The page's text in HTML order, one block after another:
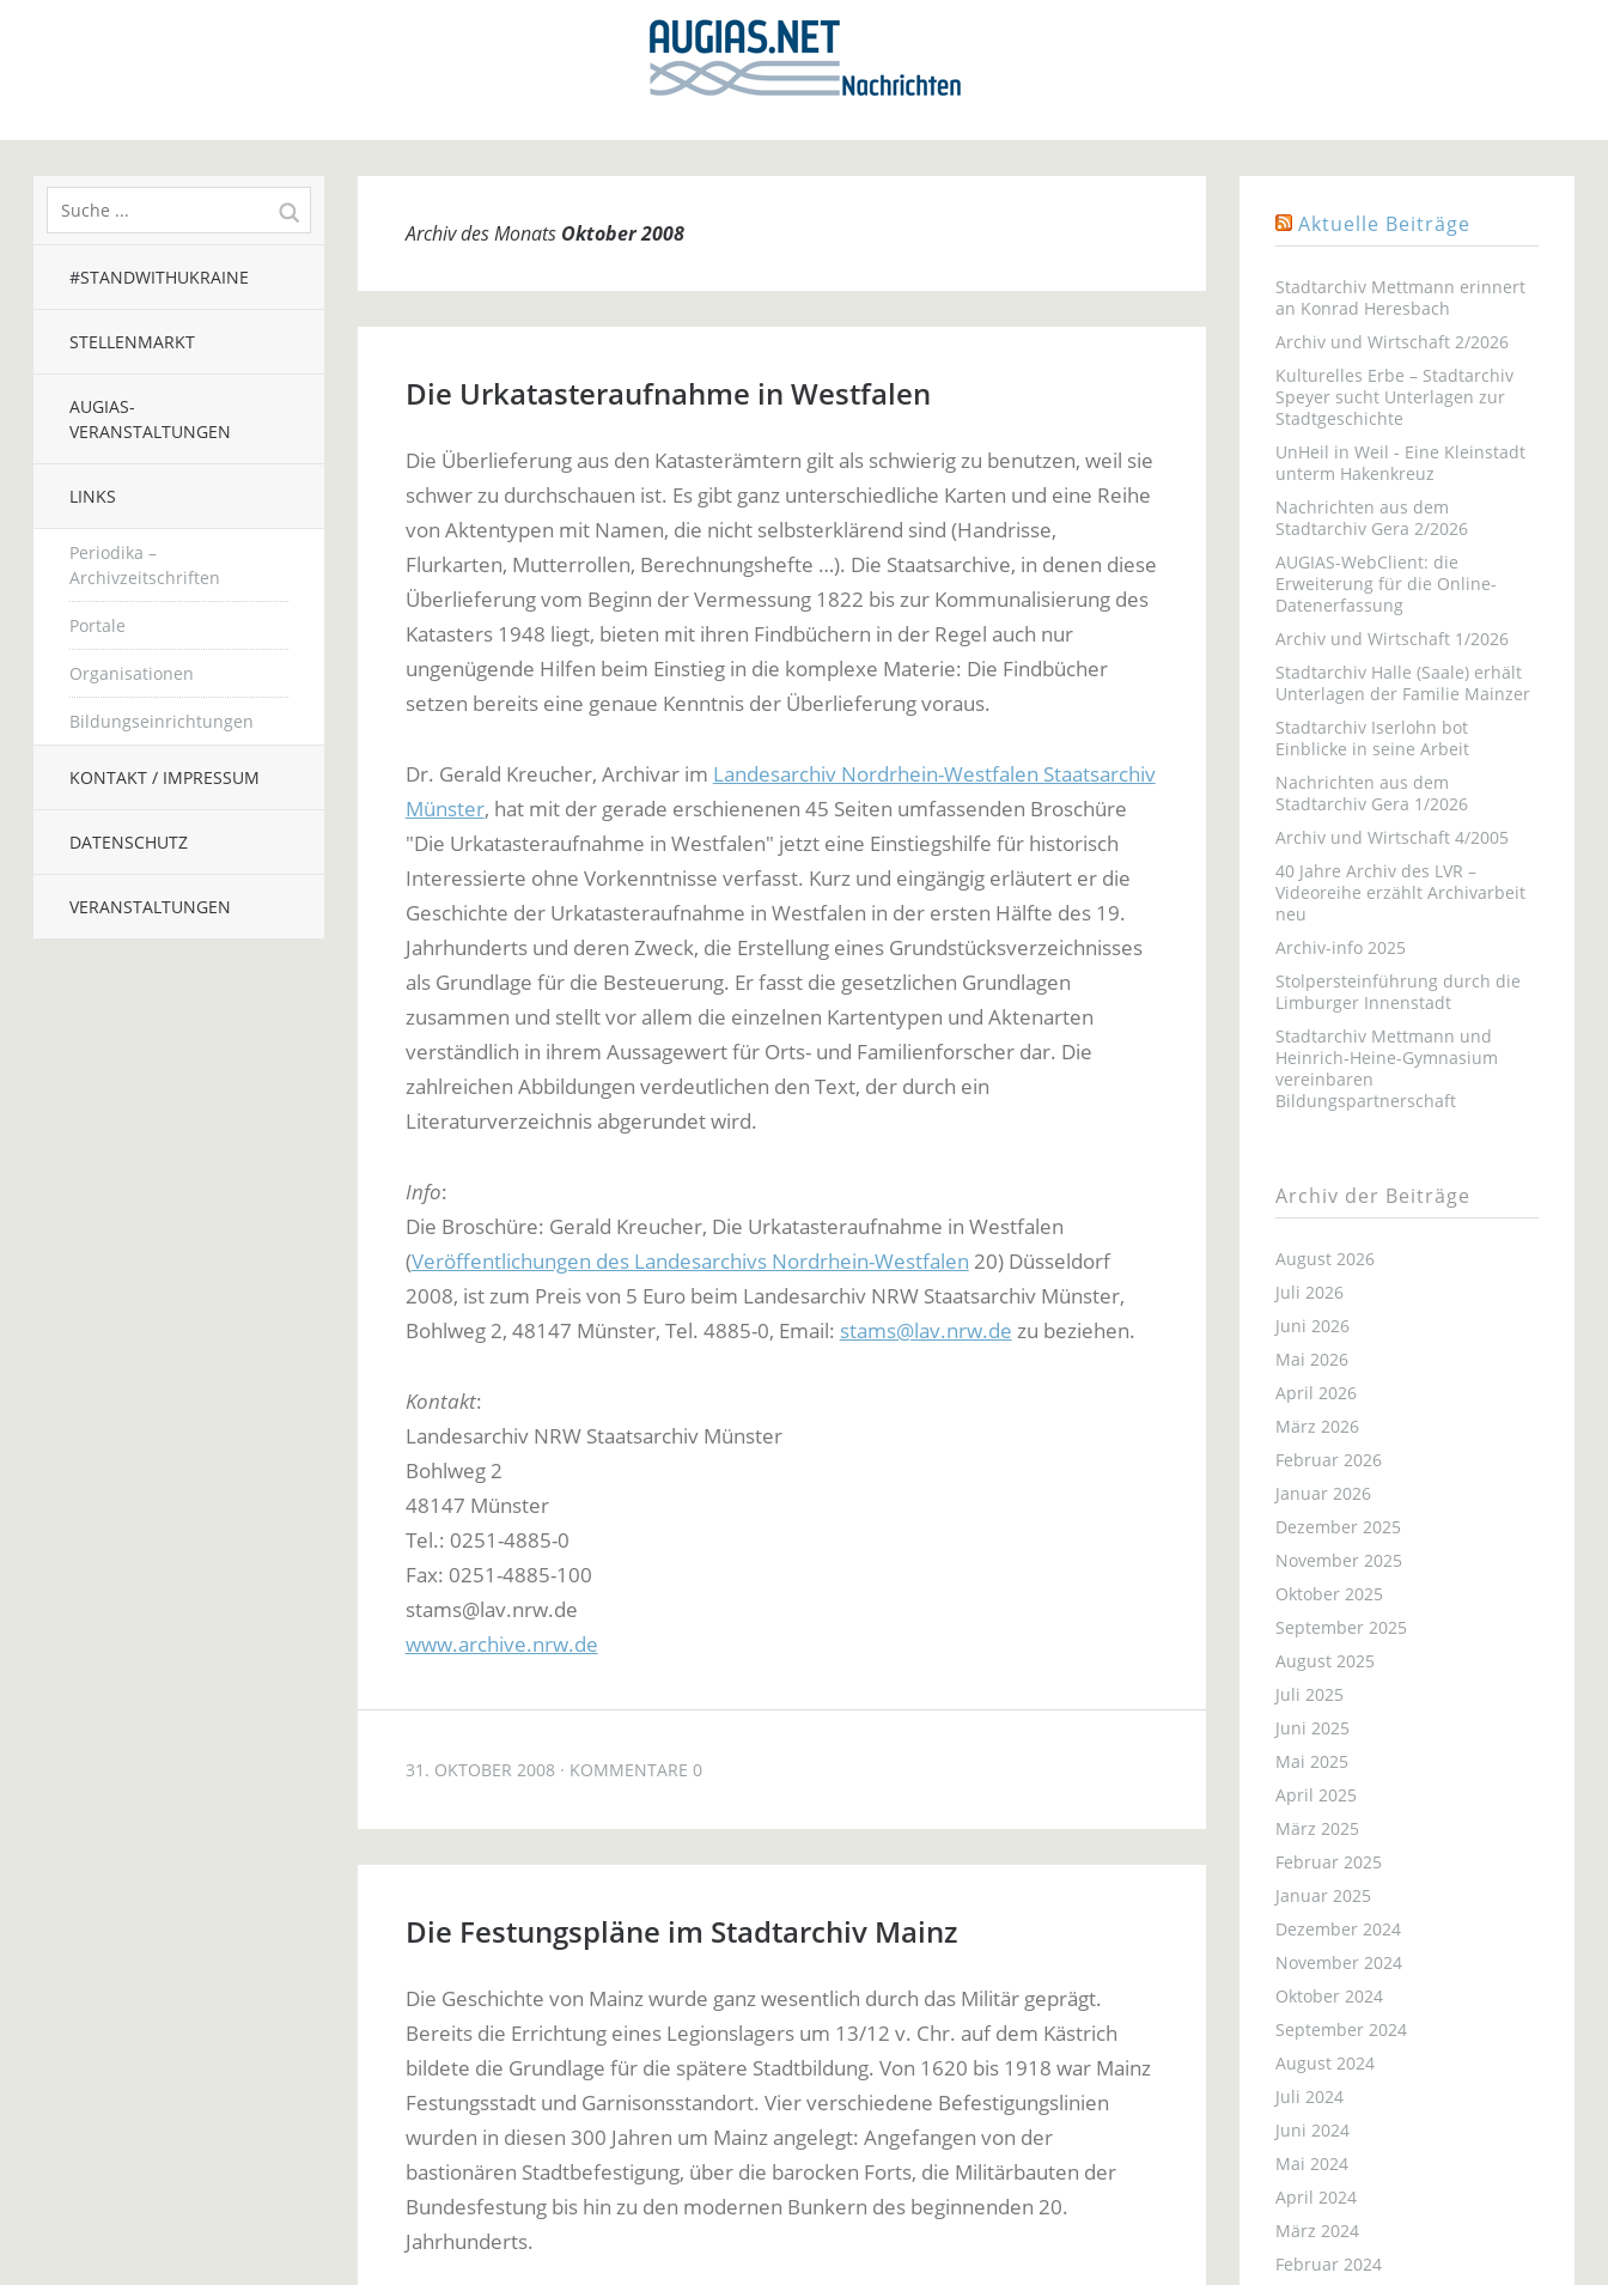
#STANDWITHUKRAINE
STELLENMARKT
AUGIAS-
VERANSTALTUNGEN
LINKS
Periodika –
Archivzeitschriften
Portale
Organisationen
Bildungseinrichtungen
KONTAKT / IMPRESSUM
DATENSCHUTZ
VERANSTALTUNGEN
Archiv des Monats Oktober 2008
Die Urkatasteraufnahme in Westfalen
Die Überlieferung aus den Katasterämtern gilt als schwierig zu benutzen, weil sie
schwer zu durchschauen ist. Es gibt ganz unterschiedliche Karten und eine Reihe
von Aktentypen mit Namen, die nicht selbsterklärend sind (Handrisse,
Flurkarten, Mutterrollen, Berechnungshefte …). Die Staatsarchive, in denen diese
Überlieferung vom Beginn der Vermessung 1822 bis zur Kommunalisierung des
Katasters 1948 liegt, bieten mit ihren Findbüchern in der Regel auch nur
ungenügende Hilfen beim Einstieg in die komplexe Materie: Die Findbücher
setzen bereits eine genaue Kenntnis der Überlieferung voraus.
Dr. Gerald Kreucher, Archivar im Landesarchiv Nordrhein-Westfalen Staatsarchiv
Münster, hat mit der gerade erschienenen 45 Seiten umfassenden Broschüre
"Die Urkatasteraufnahme in Westfalen" jetzt eine Einstiegshilfe für historisch
Interessierte ohne Vorkenntnisse verfasst. Kurz und eingängig erläutert er die
Geschichte der Urkatasteraufnahme in Westfalen in der ersten Hälfte des 19.
Jahrhunderts und deren Zweck, die Erstellung eines Grundstücksverzeichnisses
als Grundlage für die Besteuerung. Er fasst die gesetzlichen Grundlagen
zusammen und stellt vor allem die einzelnen Kartentypen und Aktenarten
verständlich in ihrem Aussagewert für Orts- und Familienforscher dar. Die
zahlreichen Abbildungen verdeutlichen den Text, der durch ein
Literaturverzeichnis abgerundet wird.
Info:
Die Broschüre: Gerald Kreucher, Die Urkatasteraufnahme in Westfalen
(Veröffentlichungen des Landesarchivs Nordrhein-Westfalen 20) Düsseldorf
2008, ist zum Preis von 5 Euro beim Landesarchiv NRW Staatsarchiv Münster,
Bohlweg 2, 48147 Münster, Tel. 4885-0, Email: stams@lav.nrw.de zu beziehen.
Kontakt:
Landesarchiv NRW Staatsarchiv Münster
Bohlweg 2
48147 Münster
Tel.: 0251-4885-0
Fax: 0251-4885-100
stams@lav.nrw.de
www.archive.nrw.de
31. OKTOBER 2008 KOMMENTARE 0
Die Festungspläne im Stadtarchiv Mainz
Die Geschichte von Mainz wurde ganz wesentlich durch das Militär geprägt.
Bereits die Errichtung eines Legionslagers um 13/12 v. Chr. auf dem Kästrich
bildete die Grundlage für die spätere Stadtbildung. Von 1620 bis 1918 war Mainz
Festungsstadt und Garnisonsstandort. Vier verschiedene Befestigungslinien
wurden in diesen 300 Jahren um Mainz angelegt: Angefangen von der
bastionären Stadtbefestigung, über die barocken Forts, die Militärbauten der
Bundesfestung bis hin zu den modernen Bunkern des beginnenden 20.
Jahrhunderts.
Aktuelle Beiträge
Stadtarchiv Mettmann erinnert
an Konrad Heresbach
Archiv und Wirtschaft 2/2026
Kulturelles Erbe – Stadtarchiv
Speyer sucht Unterlagen zur
Stadtgeschichte
UnHeil in Weil - Eine Kleinstadt
unterm Hakenkreuz
Nachrichten aus dem
Stadtarchiv Gera 2/2026
AUGIAS-WebClient: die
Erweiterung für die Online-
Datenerfassung
Archiv und Wirtschaft 1/2026
Stadtarchiv Halle (Saale) erhält
Unterlagen der Familie Mainzer
Stadtarchiv Iserlohn bot
Einblicke in seine Arbeit
Nachrichten aus dem
Stadtarchiv Gera 1/2026
Archiv und Wirtschaft 4/2005
40 Jahre Archiv des LVR –
Videoreihe erzählt Archivarbeit
neu
Archiv-info 2025
Stolpersteinführung durch die
Limburger Innenstadt
Stadtarchiv Mettmann und
Heinrich-Heine-Gymnasium
vereinbaren
Bildungspartnerschaft
Archiv der Beiträge
August 2026
Juli 2026
Juni 2026
Mai 2026
April 2026
März 2026
Februar 2026
Januar 2026
Dezember 2025
November 2025
Oktober 2025
September 2025
August 2025
Juli 2025
Juni 2025
Mai 2025
April 2025
März 2025
Februar 2025
Januar 2025
Dezember 2024
November 2024
Oktober 2024
September 2024
August 2024
Juli 2024
Juni 2024
Mai 2024
April 2024
März 2024
Februar 2024